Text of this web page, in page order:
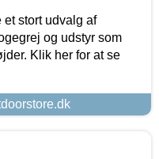
et stort udvalg af
og udstyr som
Klik her for at se